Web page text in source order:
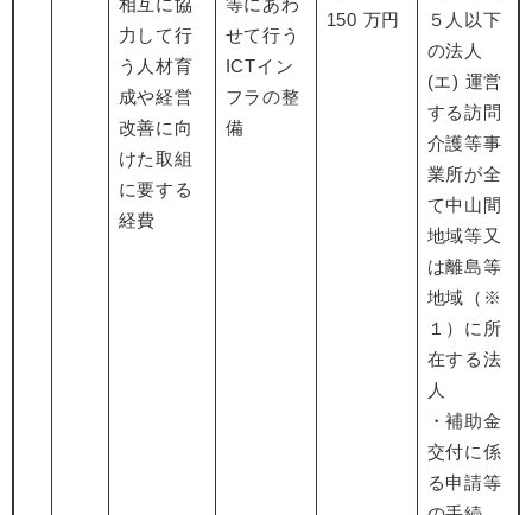
相互に協
力して行
う人材育
成や経営
改善に向
けた取組
に要する
経費
等にあわ
せて行う
ICTイン
フラの整
備
150 万円
５人以下
の法人
(エ) 運営
する訪問
介護等事
業所が全
て中山間
地域等又
は離島等
地域（※
１）に所
在する法
人
・補助金
交付に係
る申請等